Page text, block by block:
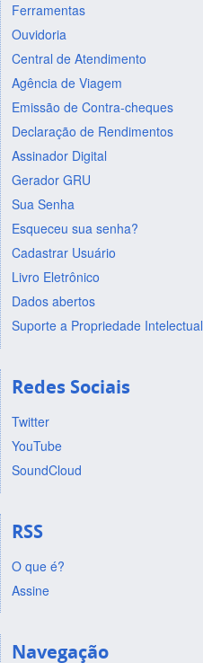
Ferramentas
Ouvidoria
Central de Atendimento
Agência de Viagem
Emissão de Contra-cheques
Declaração de Rendimentos
Assinador Digital
Gerador GRU
Sua Senha
Esqueceu sua senha?
Cadastrar Usuário
Livro Eletrônico
Dados abertos
Suporte a Propriedade Intelectual
Redes Sociais
Twitter
YouTube
SoundCloud
RSS
O que é?
Assine
Navegação